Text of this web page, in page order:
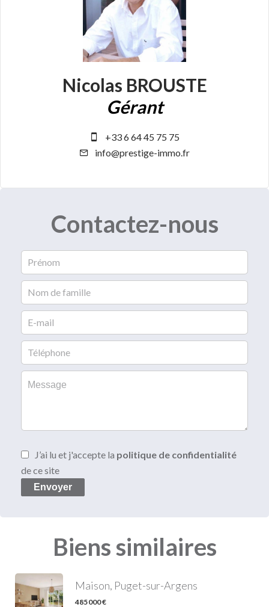
Nicolas BROUSTE
Gérant
+33 6 64 45 75 75
info@prestige-immo.fr
Contactez-nous
J’ai lu et j'accepte la politique de confidentialité
de ce site
Envoyer
Biens similaires
Maison, Puget-sur-Argens
485 000 €